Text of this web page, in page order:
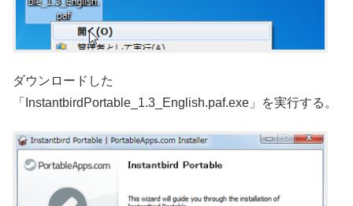
ダウンロードした
「InstantbirdPortable_1.3_English.paf.exe」を実行する。